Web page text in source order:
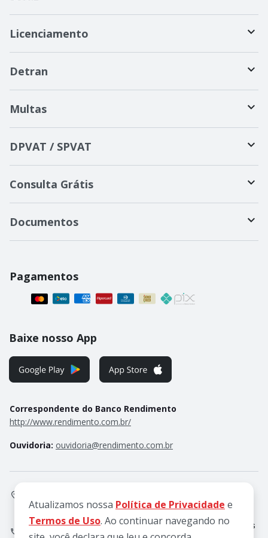
Licenciamento
Detran
Multas
DPVAT / SPVAT
Consulta Grátis
Documentos
Pagamentos
Baixe nosso App
Correspondente do Banco Rendimento
http://www.rendimento.com.br/
Ouvidoria: ouvidoria@rendimento.com.br
Sorocaba/SP, 18095-020
Atendimento de Seg a Qui, das 8h às 18h e Sex, das 8h às
Atualizamos nossa Política de Privacidade e
Termos de Uso. Ao continuar navegando no